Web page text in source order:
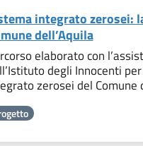
integrato zerosei:
dell’Aquila
elaborato con
degli Innocenti
zerosei del Comune